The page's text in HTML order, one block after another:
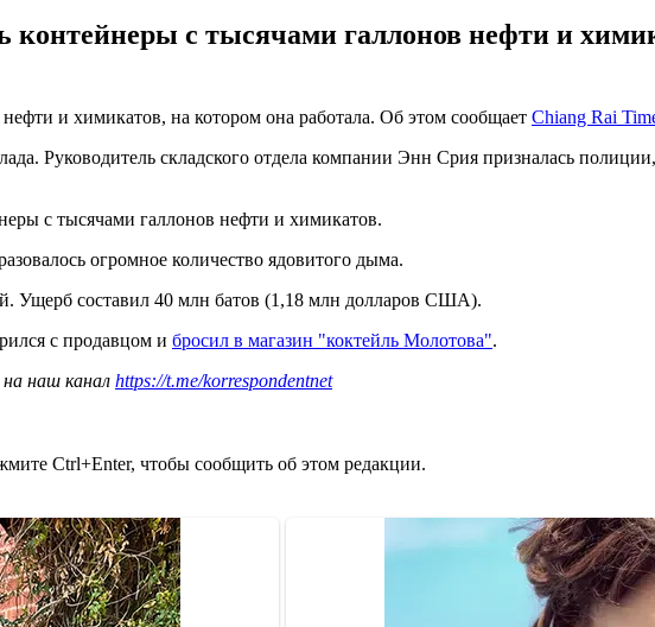
контейнеры с тысячами галлонов нефти и
и химикатов, на котором она работала. Об этом сообщает Chiang Rai
Руководитель складского отдела компании Энн Срия призналась
с тысячами галлонов нефти и химикатов.
огромное количество ядовитого дыма.
Ущерб составил 40 млн батов (1,18 млн долларов США).
с продавцом и бросил в магазин "коктейль Молотова".
наш канал https://t.me/korrespondentnet
Ctrl+Enter, чтобы сообщить об этом редакции.